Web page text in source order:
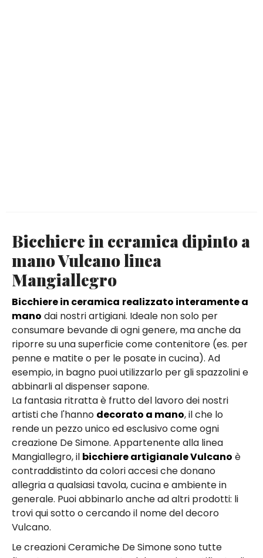
Bicchiere in ceramica dipinto a
mano Vulcano linea
Mangiallegro
Bicchiere in ceramica realizzato interamente a
mano dai nostri artigiani. Ideale non solo per
consumare bevande di ogni genere, ma anche da
riporre su una superficie come contenitore (es. per
penne e matite o per le posate in cucina). Ad
esempio, in bagno puoi utilizzarlo per gli spazzolini e
abbinarli al dispenser sapone.
La fantasia ritratta è frutto del lavoro dei nostri
artisti che l'hanno decorato a mano, il che lo
rende un pezzo unico ed esclusivo come ogni
creazione De Simone. Appartenente alla linea
Mangiallegro, il bicchiere artigianale Vulcano è
contraddistinto da colori accesi che donano
allegria a qualsiasi tavola, cucina e ambiente in
generale. Puoi abbinarlo anche ad altri prodotti: li
trovi qui sotto o cercando il nome del decoro
Vulcano.
Le creazioni Ceramiche De Simone sono tutte